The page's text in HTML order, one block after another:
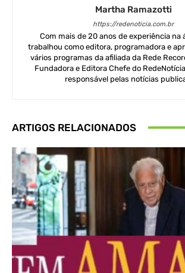
Martha Ramazotti
https://redenoticia.com.br
Com mais de 20 anos de experiência na
trabalhou como editora, programadora e
vários programas da afiliada da Rede
Fundadora e Editora Chefe do
responsável pelas notícias
ARTIGOS RELACIONADOS